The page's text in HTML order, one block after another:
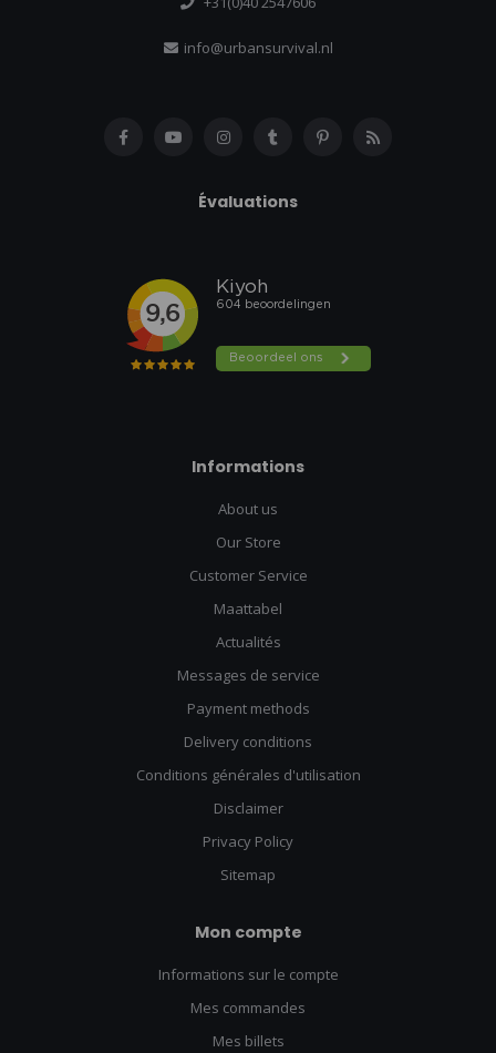
info@urbansurvival.nl
Évaluations
Informations
About us
Our Store
Customer Service
Maattabel
Actualités
Messages de service
Payment methods
Delivery conditions
Conditions générales d'utilisation
Disclaimer
Privacy Policy
Sitemap
Mon compte
Informations sur le compte
Mes commandes
Mes billets